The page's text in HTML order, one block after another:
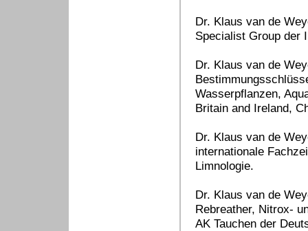
Dr. Klaus van de
Specialist Group der
Dr. Klaus van de
Wasserpflanzen,
Britain and Ireland,
Dr. Klaus van de
internationale
Limnologie.
Dr. Klaus van de
Rebreather, Nitrox-
AK Tauchen der